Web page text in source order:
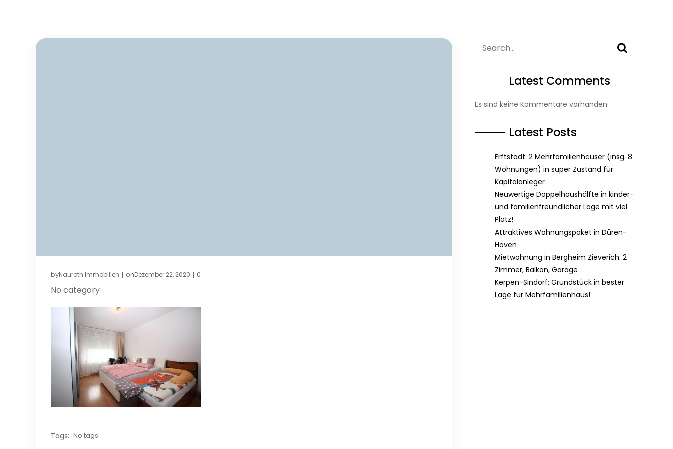
byNauroth Immobilien | onDezember 22, 2020 | 0
No category
Tags: No tags
Latest Comments
Es sind keine Kommentare vorhanden.
Latest Posts
Erftstadt: 2 Mehrfamilienhäuser (insg. 8
Wohnungen) in super Zustand für
Kapitalanleger
Neuwertige Doppelhaushälfte in kinder-
und familienfreundlicher Lage mit viel
Platz!
Attraktives Wohnungspaket in Düren-
Hoven
Mietwohnung in Bergheim Zieverich: 2
Zimmer, Balkon, Garage
Kerpen-Sindorf: Grundstück in bester
Lage für Mehrfamilienhaus!